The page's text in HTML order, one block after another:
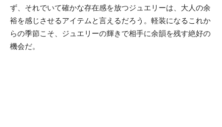
ず、それでいて確かな存在感を放つジュエリーは、大人の余
裕を感じさせるアイテムと言えるだろう。軽装になるこれか
らの季節こそ、ジュエリーの輝きで相手に余韻を残す絶好の
機会だ。